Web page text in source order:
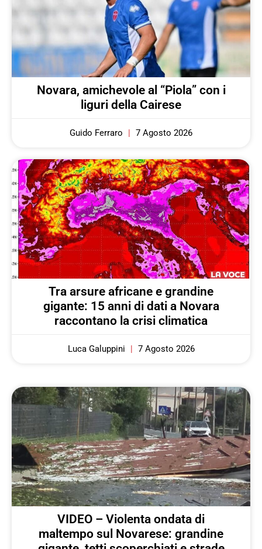
Novara, amichevole al “Piola” con i
liguri della Cairese
Guido Ferraro 7 Agosto 2026
Tra arsure africane e grandine
gigante: 15 anni di dati a Novara
raccontano la crisi climatica
Luca Galuppini 7 Agosto 2026
VIDEO – Violenta ondata di
maltempo sul Novarese: grandine